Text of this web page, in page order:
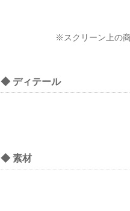
※スクリーン上の
◆ ディテール
◆ 素材